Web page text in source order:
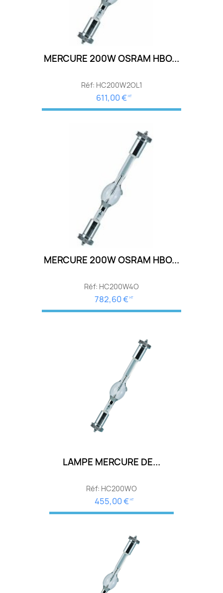
MERCURE 200W OSRAM HBO...
Réf: HC200W2OL1
611,00 € HT
MERCURE 200W OSRAM HBO...
Réf: HC200W4O
782,60 € HT
LAMPE MERCURE DE...
Réf: HC200WO
455,00 € HT